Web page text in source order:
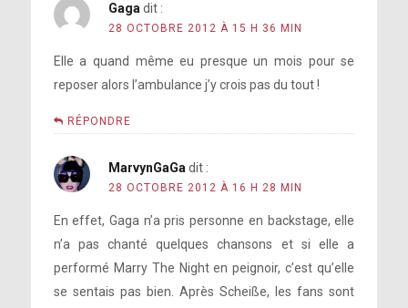
Gaga dit :
28 OCTOBRE 2012 À 15 H 36 MIN
Elle a quand même eu presque un mois pour se
reposer alors l’ambulance j’y crois pas du tout !
RÉPONDRE
MarvynGaGa dit :
28 OCTOBRE 2012 À 16 H 28 MIN
En effet, Gaga n’a pris personne en backstage, elle
n’a pas chanté quelques chansons et si elle a
performé Marry The Night en peignoir, c’est qu’elle
se sentais pas bien. Après Scheiße, les fans sont